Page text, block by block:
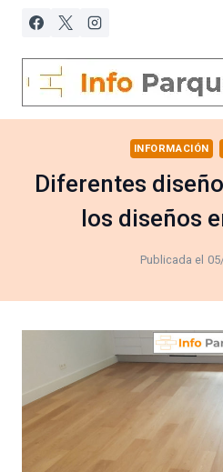
Saltar
contenido
INFORMACIÓN
Diferentes
los diseños
Publicada el